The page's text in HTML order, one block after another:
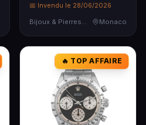
📅 Invendu le 28/06/2026
Monaco
🔥 TOP AFFAIRE